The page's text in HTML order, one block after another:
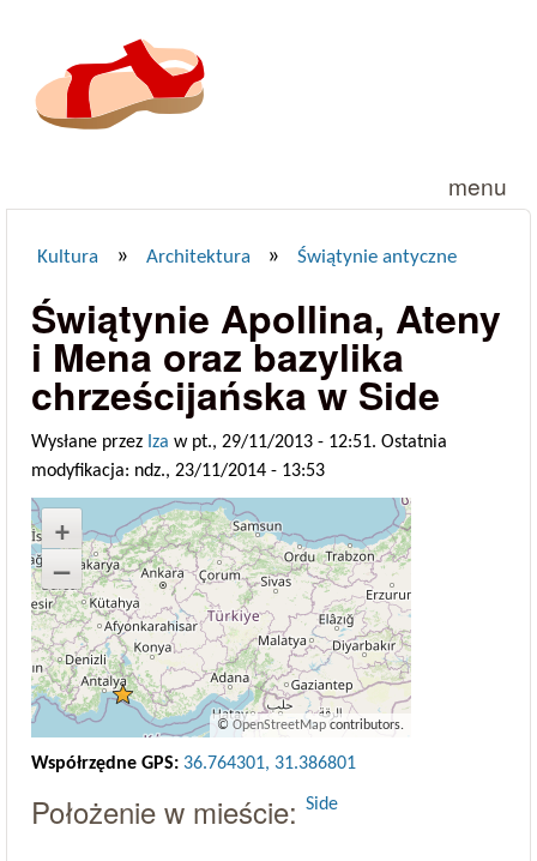
menu
Jesteś tutaj
Kultura » Architektura » Świątynie antyczne
Świątynie Apollina, Ateny
i Mena oraz bazylika
chrześcijańska w Side
Wysłane przez Iza w pt., 29/11/2013 - 12:51. Ostatnia
modyfikacja: ndz., 23/11/2014 - 13:53
+
–
© OpenStreetMapcontributors.
Współrzędne GPS: 36.764301, 31.386801
Położenie w mieście: Side